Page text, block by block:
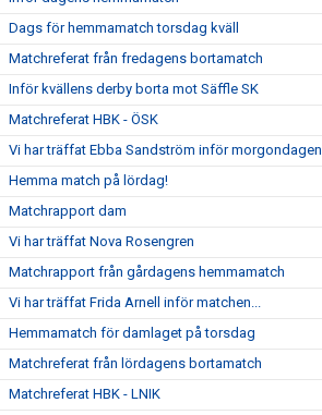
Dags för hemmamatch torsdag kväll
Matchreferat från fredagens bortamatch
Inför kvällens derby borta mot Säffle SK
Matchreferat HBK - ÖSK
Vi har träffat Ebba Sandström inför morgondagen
Hemma match på lördag!
Matchrapport dam
Vi har träffat Nova Rosengren
Matchrapport från gårdagens hemmamatch
Vi har träffat Frida Arnell inför matchen...
Hemmamatch för damlaget på torsdag
Matchreferat från lördagens bortamatch
Matchreferat HBK - LNIK